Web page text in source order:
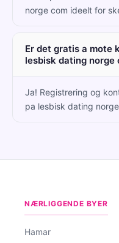
norge com ideelt for
Er det gratis a mote
lesbisk dating norge
Ja! Registrering og
pa lesbisk dating
NÆRLIGGENDE BYER
Hamar